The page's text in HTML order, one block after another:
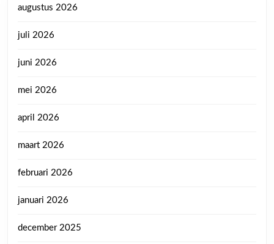
augustus 2026
juli 2026
juni 2026
mei 2026
april 2026
maart 2026
februari 2026
januari 2026
december 2025